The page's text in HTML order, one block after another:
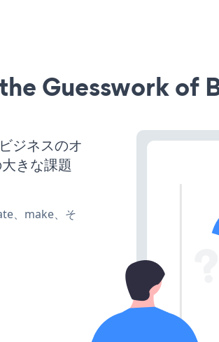
Guesswork of
ジネスのオ
きな課題
、make、そ